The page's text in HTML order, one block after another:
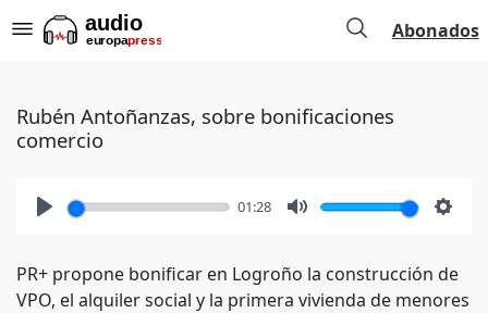
Abonados
Rubén Antoñanzas, sobre bonificaciones
comercio
01:28
PR+ propone bonificar en Logroño la construcción de
VPO, el alquiler social y la primera vivienda de menores